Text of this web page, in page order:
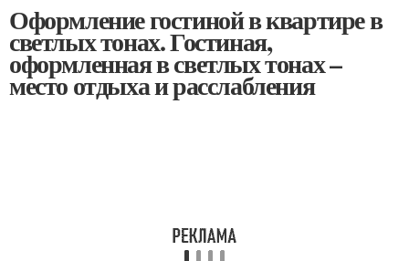
Оформление гостиной в квартире в
светлых тонах. Гостиная,
оформленная в светлых тонах –
место отдыха и расслабления